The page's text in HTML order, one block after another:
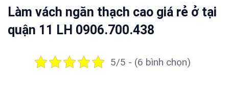
Làm vách ngăn thạch cao giá rẻ ở tại
quận 11 LH 0906.700.438
5/5 - (6 bình chọn)